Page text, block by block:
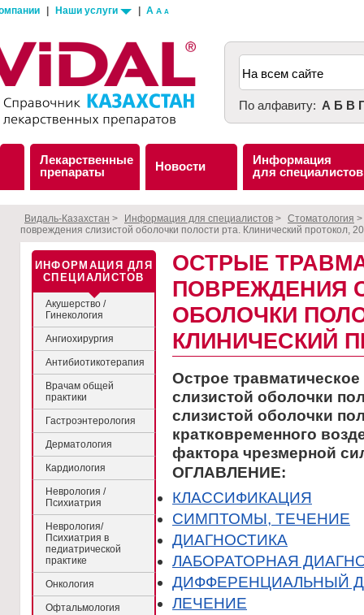
Наши услуги A A A
По алфавиту: А Б В
Лекарственные
препараты
Новости
Информация
для специалистов
Видаль-Казахстан > Информация для специалистов > Стоматология >
повреждения слизистой оболочки полости рта. Клинический протокол,
ИНФОРМАЦИЯ ДЛЯ
СПЕЦИАЛИСТОВ
Акушерство /
Гинекология
Ангиохирургия
Антибиотикотерапия
Врачам общей
практики
Гастроэнтерология
Дерматология
Кардиология
Неврология /
Психиатрия
Неврология/
Психиатрия в
педиатрической
практике
Онкология
Офтальмология
ОСТРЫЕ
ПОВРЕЖДЕНИЯ
ОБОЛОЧКИ
КЛИНИЧЕСКИЙ
Острое
слизистой оболочки
слизистой оболочки
кратковременного
фактора чрезмерной
ОГЛАВЛЕНИЕ:
КЛАССИФИКАЦИЯ
CИМПТОМЫ, ТЕЧЕНИЕ
ДИАГНОСТИКА
ЛАБОРАТОРНАЯ
ДИФФЕРЕНЦИАЛЬНЫЙ
ЛЕЧЕНИЕ